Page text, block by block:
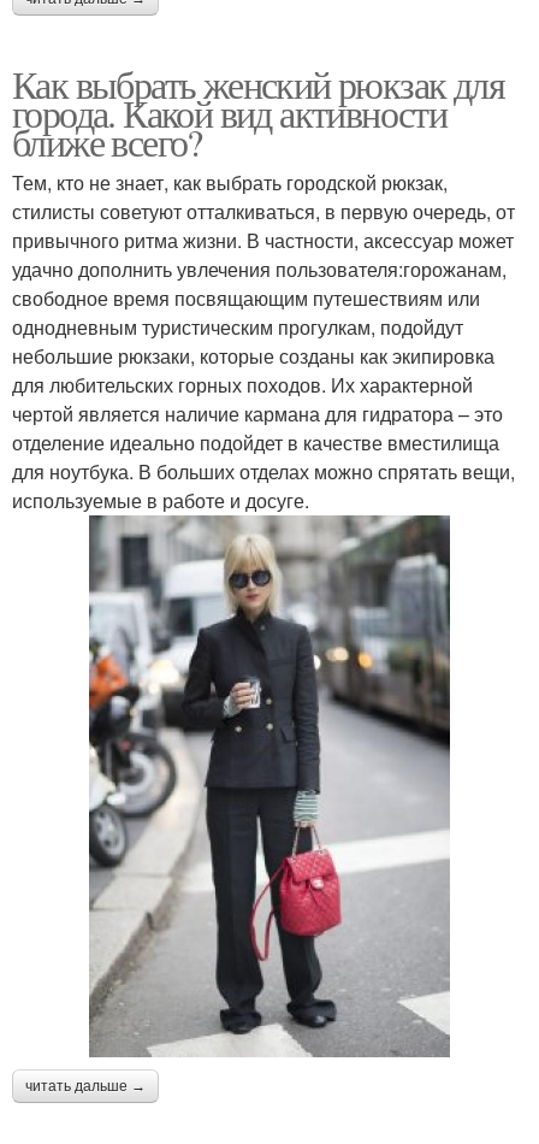
Как выбрать женский рюкзак для
города. Какой вид активности
ближе всего?
Тем, кто не знает, как выбрать городской рюкзак,
стилисты советуют отталкиваться, в первую очередь, от
привычного ритма жизни. В частности, аксессуар может
удачно дополнить увлечения пользователя:горожанам,
свободное время посвящающим путешествиям или
однодневным туристическим прогулкам, подойдут
небольшие рюкзаки, которые созданы как экипировка
для любительских горных походов. Их характерной
чертой является наличие кармана для гидратора – это
отделение идеально подойдет в качестве вместилища
для ноутбука. В больших отделах можно спрятать вещи,
используемые в работе и досуге.
читать дальше →